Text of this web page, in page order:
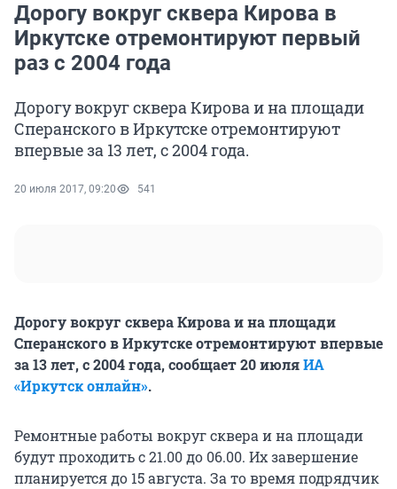
Дорогу вокруг сквера Кирова в
Иркутске отремонтируют первый
раз с 2004 года
Дорогу вокруг сквера Кирова и на площади
Сперанского в Иркутске отремонтируют
впервые за 13 лет, с 2004 года.
20 июля 2017, 09:20 541
Дорогу вокруг сквера Кирова и на площади
Сперанского в Иркутске отремонтируют впервые
за 13 лет, с 2004 года, сообщает 20 июляИА
«Иркутск онлайн».
Ремонтные работы вокруг сквера и на площади
будут проходить с 21.00 до 06.00. Их завершение
планируется до 15 августа. За то время подрядчик